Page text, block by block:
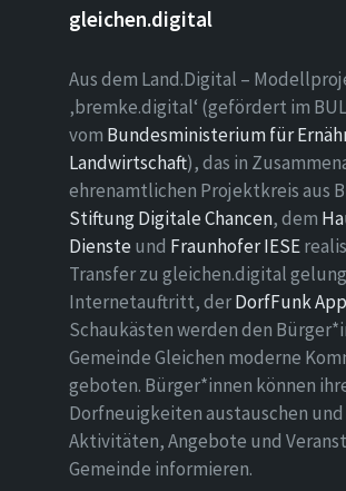
gleichen.digital
Aus dem Land.Digital –
‚bremke.digital‘ (gefördert im
vom Bundesministerium für
Landwirtschaft), das in
ehrenamtlichen Projektkreis aus
Stiftung Digitale Chancen, dem
Dienste und Fraunhofer IESE
Transfer zu gleichen.digital
Internetauftritt, derDorfFunk App
Schaukästen werden den
Gemeinde Gleichen moderne
geboten. Bürger*innen können
Dorfneuigkeiten austauschen
Aktivitäten, Angebote und
Gemeinde informieren.